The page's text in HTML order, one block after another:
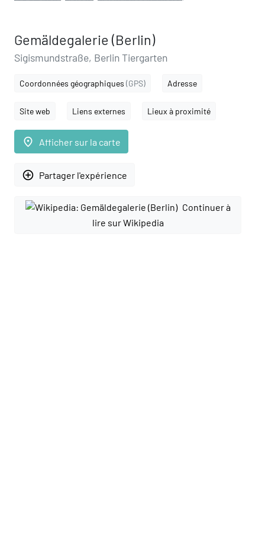
Gemäldegalerie (Berlin)
Sigismundstraße, Berlin Tiergarten
Coordonnées géographiques (GPS) Adresse
Site web Liens externes Lieux à proximité
place Afficher sur la carte
add_circle_outline Partager l'expérience
Continuer à
lire sur Wikipedia